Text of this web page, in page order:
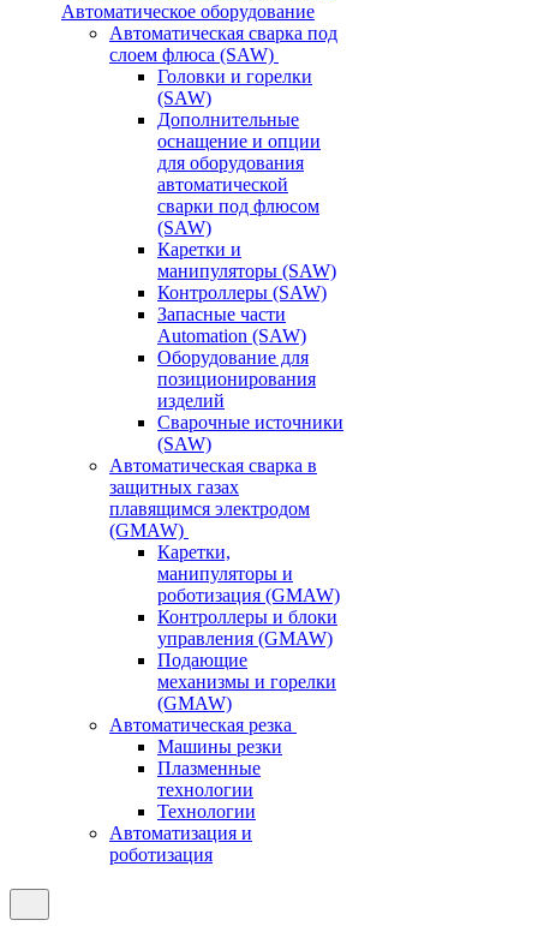
Автоматическое оборудование
Автоматическая сварка под
слоем флюса (SAW)
Головки и горелки
(SAW)
Дополнительные
оснащение и опции
для оборудования
автоматической
сварки под флюсом
(SAW)
Каретки и
манипуляторы (SAW)
Контроллеры (SAW)
Запасные части
Automation (SAW)
Оборудование для
позиционирования
изделий
Сварочные источники
(SAW)
Автоматическая сварка в
защитных газах
плавящимся электродом
(GMAW)
Каретки,
манипуляторы и
роботизация (GMAW)
Контроллеры и блоки
управления (GMAW)
Подающие
механизмы и горелки
(GMAW)
Автоматическая резка
Машины резки
Плазменные
технологии
Технологии
Автоматизация и
роботизация